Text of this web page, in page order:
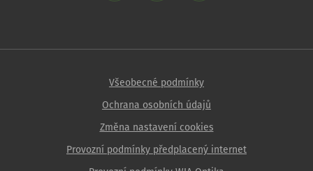
Všeobecné podmínky
Ochrana osobních údajů
Změna nastavení cookies
Provozní podmínky předplacený internet